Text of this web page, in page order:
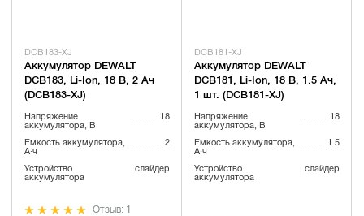
DCB183-XJ
Аккумулятор DEWALT
DCB183, Li-Ion, 18 В, 2 Ач
(DCB183-XJ)
Напряжение
аккумулятора, В
18
Емкость аккумулятора,
А·ч
2
Устройство
аккумулятора
слайдер
Отзыв: 1
DCB181-XJ
Аккумулятор DEWALT
DCB181, Li-Ion, 18 В, 1.5 Ач,
1 шт. (DCB181-XJ)
Напряжение
аккумулятора, В
18
Емкость аккумулятора,
А·ч
1.5
Устройство
аккумулятора
слайдер